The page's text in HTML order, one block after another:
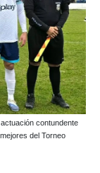
contundente
del Torneo